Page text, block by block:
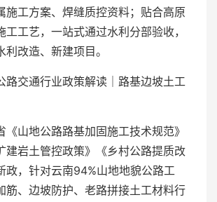
施工方案、焊缝质控资料；贴合高原
工工艺，一站式通过水利分部验收，
改造、新建项目。
路交通行业政策解读｜路基边坡土工
《山地公路路基加固施工技术规范》
建岩土管控政策》《乡村公路提质改
政，针对云南94%山地地貌公路工
筋、边坡防护、老路拼接土工材料行